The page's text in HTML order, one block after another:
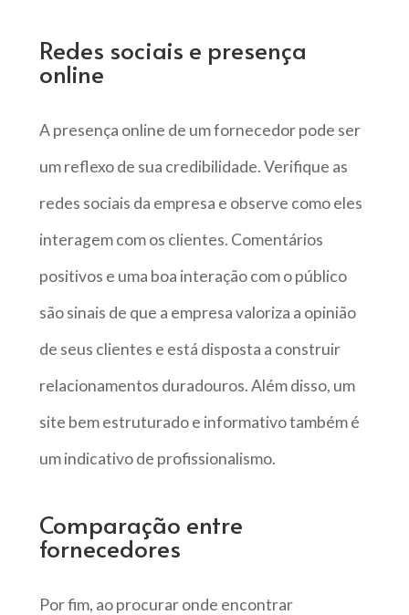
Redes sociais e presença
online
A presença online de um fornecedor pode ser
um reflexo de sua credibilidade. Verifique as
redes sociais da empresa e observe como eles
interagem com os clientes. Comentários
positivos e uma boa interação com o público
são sinais de que a empresa valoriza a opinião
de seus clientes e está disposta a construir
relacionamentos duradouros. Além disso, um
site bem estruturado e informativo também é
um indicativo de profissionalismo.
Comparação entre
fornecedores
Por fim, ao procurar onde encontrar